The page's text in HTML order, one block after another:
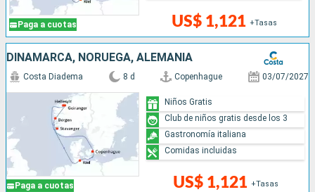
Paga a cuotas US$ 1,121 +Tasas
DINAMARCA, NORUEGA, ALEMANIA
Paga a cuotas
Costa Diadema 8 d Copenhague 03/07/2027
US$ 1,121 +Tasas
Niños Gratis
Club de niños gratis desde los 3
Gastronomía italiana
Comidas incluidas